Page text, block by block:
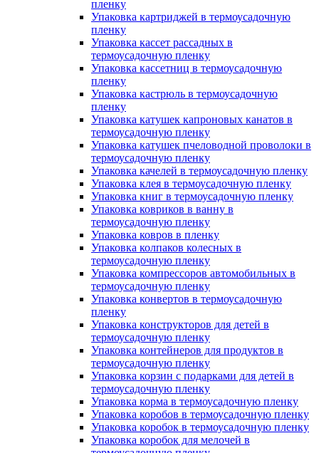
пленку
Упаковка картриджей в термоусадочную
пленку
Упаковка кассет рассадных в
термоусадочную пленку
Упаковка кассетниц в термоусадочную
пленку
Упаковка кастрюль в термоусадочную
пленку
Упаковка катушек капроновых канатов в
термоусадочную пленку
Упаковка катушек пчеловодной проволоки в
термоусадочную пленку
Упаковка качелей в термоусадочную пленку
Упаковка клея в термоусадочную пленку
Упаковка книг в термоусадочную пленку
Упаковка ковриков в ванну в
термоусадочную пленку
Упаковка ковров в пленку
Упаковка колпаков колесных в
термоусадочную пленку
Упаковка компрессоров автомобильных в
термоусадочную пленку
Упаковка конвертов в термоусадочную
пленку
Упаковка конструкторов для детей в
термоусадочную пленку
Упаковка контейнеров для продуктов в
термоусадочную пленку
Упаковка корзин с подарками для детей в
термоусадочную пленку
Упаковка корма в термоусадочную пленку
Упаковка коробов в термоусадочную пленку
Упаковка коробок в термоусадочную пленку
Упаковка коробок для мелочей в